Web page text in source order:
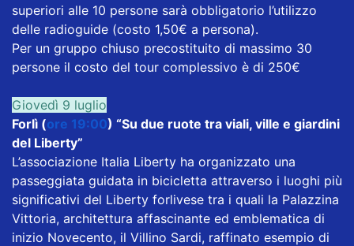
superiori alle 10 persone sarà obbligatorio l’utilizzo
delle radioguide (costo 1,50€ a persona).
Per un gruppo chiuso precostituito di massimo 30
persone il costo del tour complessivo è di 250€
Giovedì 9 luglio
Forlì (ore 19:00) “Su due ruote tra viali, ville e giardini
del Liberty”
L’associazione Italia Liberty ha organizzato una
passeggiata guidata in bicicletta attraverso i luoghi più
significativi del Liberty forlivese tra i quali la Palazzina
Vittoria, architettura affascinante ed emblematica di
inizio Novecento, il Villino Sardi, raffinato esempio di